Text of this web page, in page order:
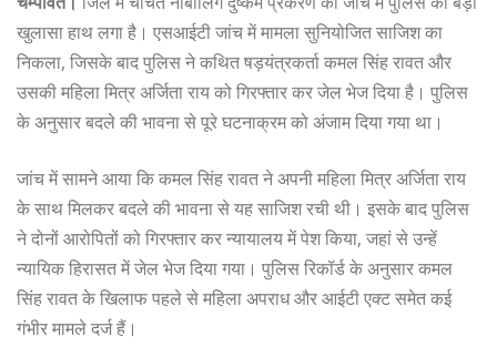
खुलासा हाथ लगा है। एसआईटी जांच में मामला सुनियोजित साजिश का
निकला, जिसके बाद पुलिस ने कथित षड़यंत्रकर्ता कमल सिंह रावत और
उसकी महिला मित्र अर्जिता राय को गिरफ्तार कर जेल भेज दिया है। पुलिस
के अनुसार बदले की भावना से पूरे घटनाक्रम को अंजाम दिया गया था।
जांच में सामने आया कि कमल सिंह रावत ने अपनी महिला मित्र अर्जिता राय
के साथ मिलकर बदले की भावना से यह साजिश रची थी। इसके बाद पुलिस
ने दोनों आरोपितों को गिरफ्तार कर न्यायालय में पेश किया, जहां से उन्हें
न्यायिक हिरासत में जेल भेज दिया गया। पुलिस रिकॉर्ड के अनुसार कमल
सिंह रावत के खिलाफ पहले से महिला अपराध और आईटी एक्ट समेत कई
गंभीर मामले दर्ज हैं।